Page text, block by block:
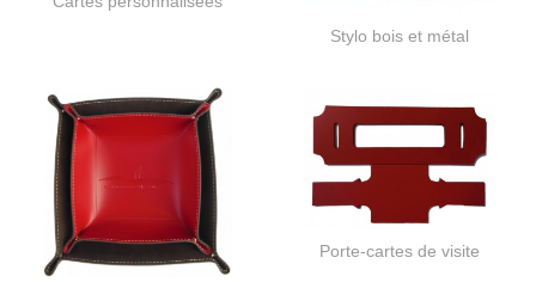
Stylo bois et métal
Porte-cartes de visite